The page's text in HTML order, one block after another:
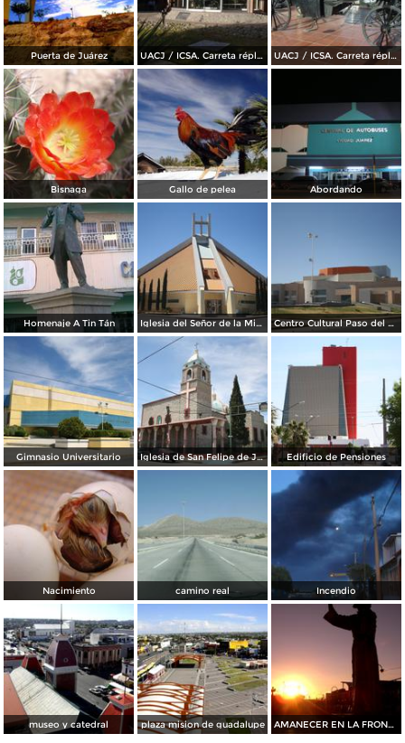
Puerta de Juárez UACJ / ICSA. Carreta réplica de la transportó a Benito Juárez hasta Paso del Norte UACJ / ICSA. Carreta réplica de la transportó a Benito Juárez hasta Paso del Norte
Bisnaga Gallo de pelea Abordando
Homenaje A Tin Tán Iglesia del Señor de la Misericordia Centro Cultural Paso del Norte
Gimnasio Universitario Iglesia de San Felipe de Jesús Edificio de Pensiones
Nacimiento camino real Incendio
museo y catedral plaza mision de guadalupe AMANECER EN LA FRONTERA